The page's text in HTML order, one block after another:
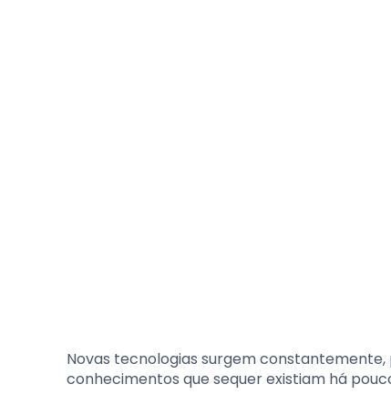
Novas tecnologias surgem
conhecimentos que sequer existiam há